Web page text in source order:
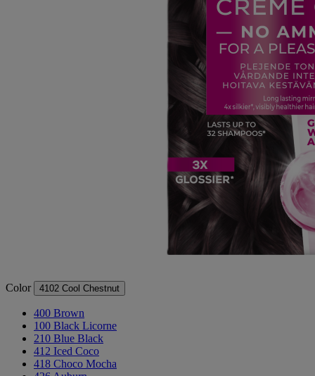
Color 4102 Cool Chestnut
400 Brown
100 Black Licorne
210 Blue Black
412 Iced Coco
418 Choco Mocha